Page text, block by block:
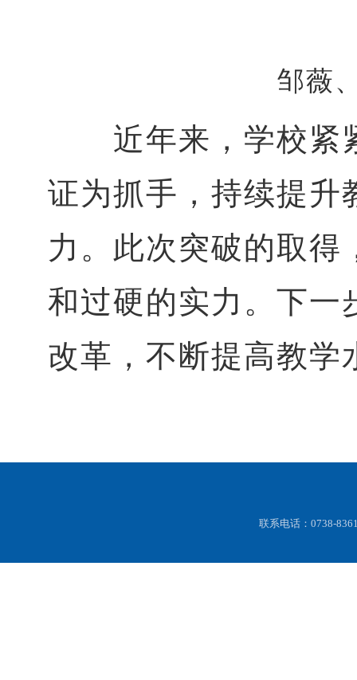
邹薇
近年来，学校紧
证为抓手，持续提升
力。此次突破的取得
和过硬的实力。下一
改革，不断提
联系电话：0738-